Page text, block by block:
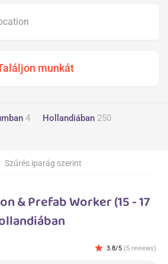
4 Hollandiában 250
Szűrés iparág szerint
& Prefab Worker (15 - 17
star 3.8/5 (5 reviews)